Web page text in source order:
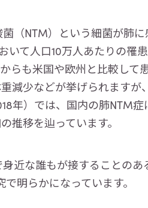
（NTM）という細菌が肺
いて人口10万人あたりの
らも米国や欧州と比較し
減少などが挙げられます
年）では、国内の肺NTM
推移を辿っています。
近な誰もが接することの
明らかになっています。